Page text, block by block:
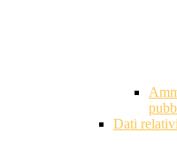
Dati